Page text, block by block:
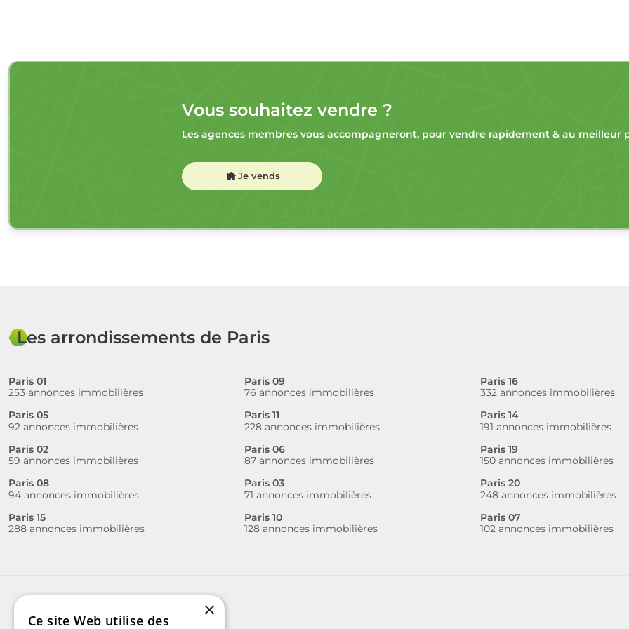
Vous souhaitez vendre ?
Les agences membres vous accompagneront, pour vendre rapidement & au meilleur
Je vends
Les arrondissements de Paris
Paris 01
253 annonces immobilières
Paris 09
76 annonces immobilières
Paris 16
332 annonces immobilières
Paris 05
92 annonces immobilières
Paris 11
228 annonces immobilières
Paris 14
191 annonces immobilières
Paris 02
59 annonces immobilières
Paris 06
87 annonces immobilières
Paris 19
150 annonces immobilières
Paris 08
94 annonces immobilières
Paris 03
71 annonces immobilières
Paris 20
248 annonces immobilières
Paris 15
288 annonces immobilières
Paris 10
128 annonces immobilières
Paris 07
102 annonces immobilières
×
Ce site Web utilise des